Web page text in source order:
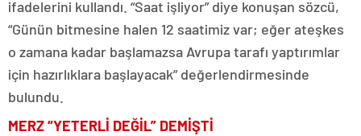
ifadelerini kullandı. “Saat işliyor” diye konuşan sözcü,
“Günün bitmesine halen 12 saatimiz var; eğer ateşkes
o zamana kadar başlamazsa Avrupa tarafı yaptırımlar
için hazırlıklara başlayacak” değerlendirmesinde
bulundu.
MERZ “YETERLİ DEĞİL” DEMİŞTİ